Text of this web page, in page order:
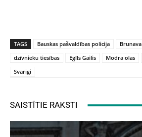
TAGS Bauskas pašvaldības policija Brunava
dzīvnieku tiesības
Egīls Gailis Modra olas
Svarīgi
SAISTĪTIE RAKSTI